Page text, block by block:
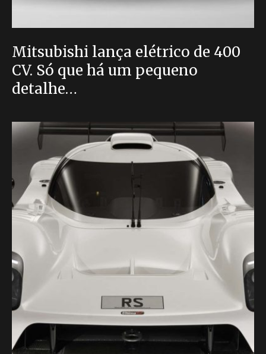
Mitsubishi lança elétrico de 400
CV. Só que há um pequeno
detalhe…